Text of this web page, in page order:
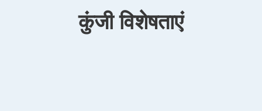
कुंजी विशेषताएं